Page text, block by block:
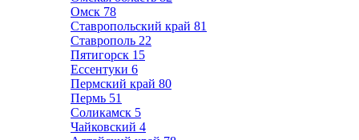
Омск 78
Ставропольский край 81
Ставрополь 22
Пятигорск 15
Ессентуки 6
Пермский край 80
Пермь 51
Соликамск 5
Чайковский 4